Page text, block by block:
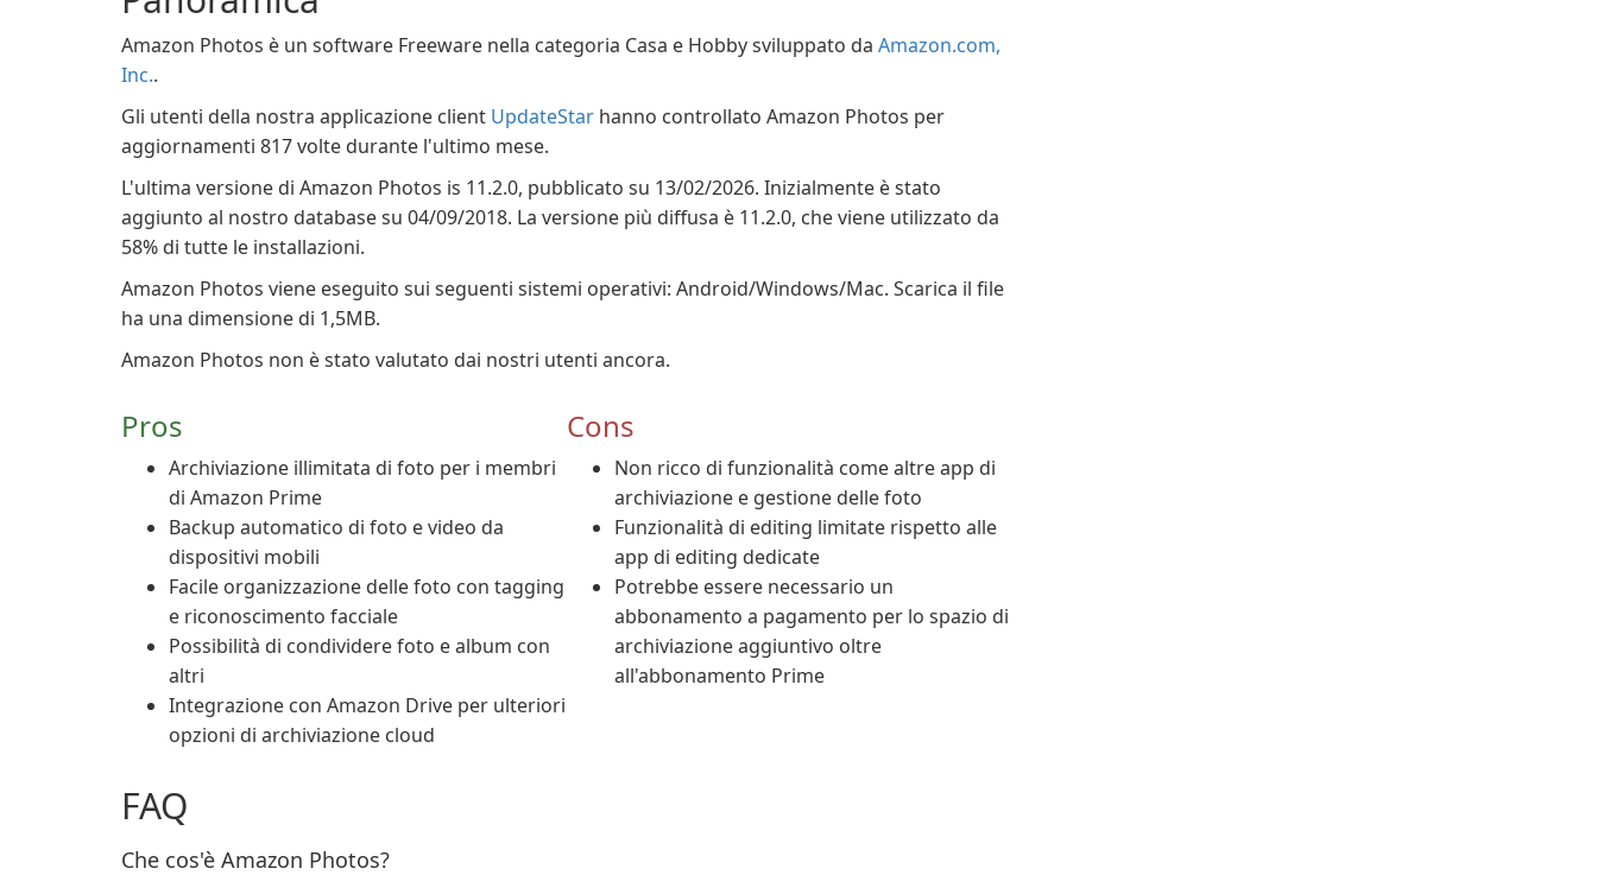
Amazon Photos è un software Freeware nella categoria Casa e Hobby sviluppato da Amazon.com,
Inc..
Gli utenti della nostra applicazione client UpdateStar hanno controllato Amazon Photos per
aggiornamenti 817 volte durante l'ultimo mese.
L'ultima versione di Amazon Photos is 11.2.0, pubblicato su 13/02/2026. Inizialmente è stato
aggiunto al nostro database su 04/09/2018. La versione più diffusa è 11.2.0, che viene utilizzato da
58% di tutte le installazioni.
Amazon Photos viene eseguito sui seguenti sistemi operativi: Android/Windows/Mac. Scarica il file
ha una dimensione di 1,5MB.
Amazon Photos non è stato valutato dai nostri utenti ancora.
Pros
Archiviazione illimitata di foto per i membri
di Amazon Prime
Backup automatico di foto e video da
dispositivi mobili
Facile organizzazione delle foto con tagging
e riconoscimento facciale
Possibilità di condividere foto e album con
altri
Integrazione con Amazon Drive per ulteriori
opzioni di archiviazione cloud
Cons
Non ricco di funzionalità come altre app di
archiviazione e gestione delle foto
Funzionalità di editing limitate rispetto alle
app di editing dedicate
Potrebbe essere necessario un
abbonamento a pagamento per lo spazio di
archiviazione aggiuntivo oltre
all'abbonamento Prime
FAQ
Che cos'è Amazon Photos?